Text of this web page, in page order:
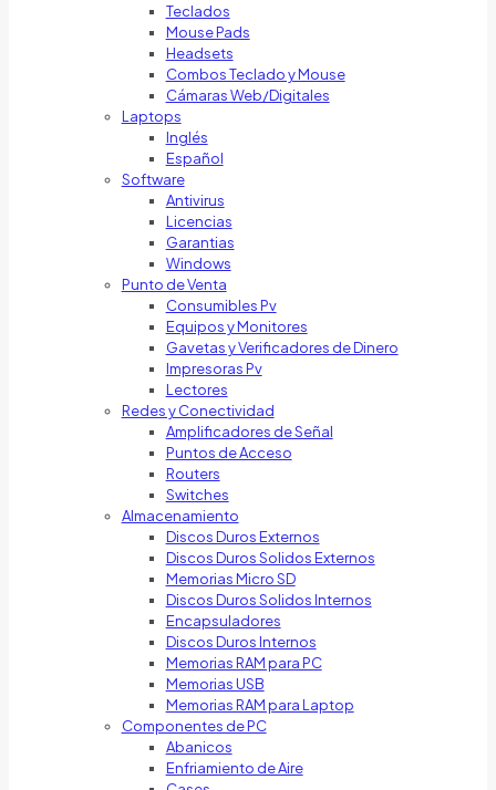
Teclados
Mouse Pads
Headsets
Combos Teclado y Mouse
Cámaras Web/Digitales
Laptops
Inglés
Español
Software
Antivirus
Licencias
Garantias
Windows
Punto de Venta
Consumibles Pv
Equipos y Monitores
Gavetas y Verificadores de Dinero
Impresoras Pv
Lectores
Redes y Conectividad
Amplificadores de Señal
Puntos de Acceso
Routers
Switches
Almacenamiento
Discos Duros Externos
Discos Duros Solidos Externos
Memorias Micro SD
Discos Duros Solidos Internos
Encapsuladores
Discos Duros Internos
Memorias RAM para PC
Memorias USB
Memorias RAM para Laptop
Componentes de PC
Abanicos
Enfriamiento de Aire